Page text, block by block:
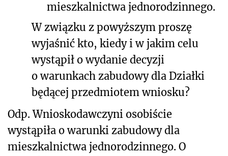
mieszkalnictwa jednorodzinnego.
W związku z powyższym proszę
wyjaśnić kto, kiedy i w jakim celu
wystąpił o wydanie decyzji
o warunkach zabudowy dla Działki
będącej przedmiotem wniosku?
Odp. Wnioskodawczyni osobiście
wystąpiła o warunki zabudowy dla
mieszkalnictwa jednorodzinnego. O